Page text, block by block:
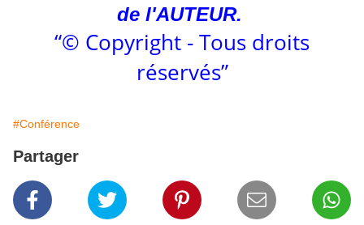
de l'AUTEUR.
“© Copyright - Tous droits
réservés”
#Conférence
Partager